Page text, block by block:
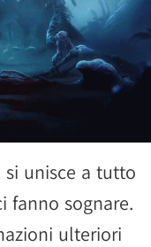
unisce a tutto
fanno sognare.
ulteriori